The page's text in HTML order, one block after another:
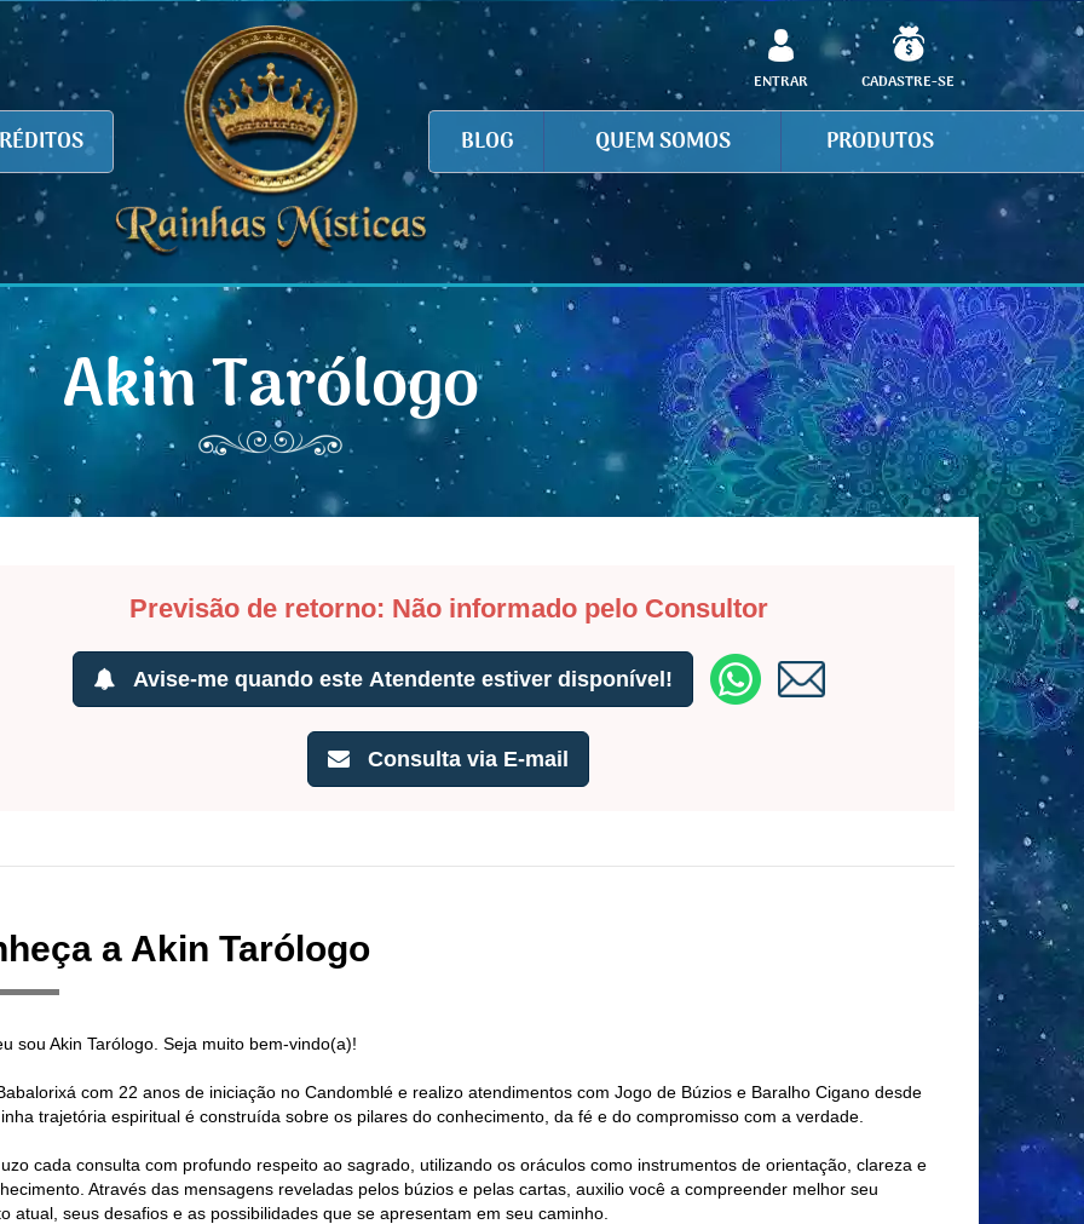
BLOG QUEM SOMOS PRODUTOS
ENTRAR CADASTRE-SE
Akin Tarólogo
Previsão de retorno: Não informado pelo Consultor
Avise-me quando este Atendente estiver disponível!
Consulta via E-mail
a Akin Tarólogo
sou Akin Tarólogo. Seja muito bem-vindo(a)!
com 22 anos de iniciação no Candomblé e realizo atendimentos com Jogo de Búzios e Baralho Cigano desde
trajetória espiritual é construída sobre os pilares do conhecimento, da fé e do compromisso com a verdade.
cada consulta com profundo respeito ao sagrado, utilizando os oráculos como instrumentos de orientação, clareza e
Através das mensagens reveladas pelos búzios e pelas cartas, auxilio você a compreender melhor seu
atual, seus desafios e as possibilidades que se apresentam em seu caminho.